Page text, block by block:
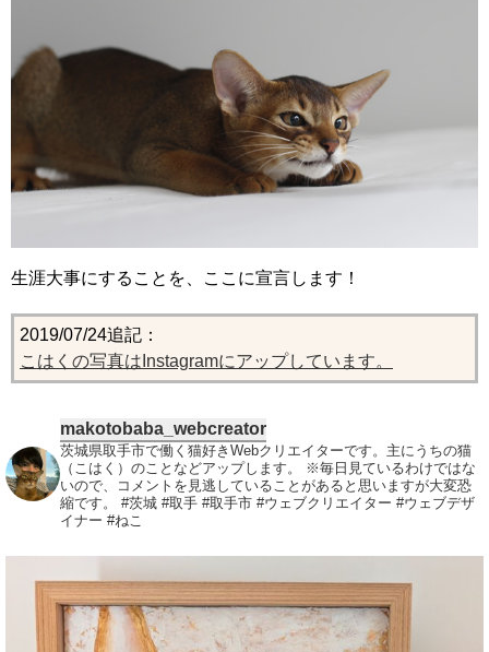
生涯大事にすることを、ここに宣言します！
2019/07/24追記：
こはくの写真はInstagramにアップしています。
makotobaba_webcreator
茨城県取手市で働く猫好きWebクリエイターです。主にうちの猫
（こはく）のことなどアップします。
※毎日見ているわけではな
いので、コメントを見逃していることがあると思いますが大変恐
縮です。
#茨城 #取手 #取手市 #ウェブクリエイター #ウェブデザ
イナー #ねこ